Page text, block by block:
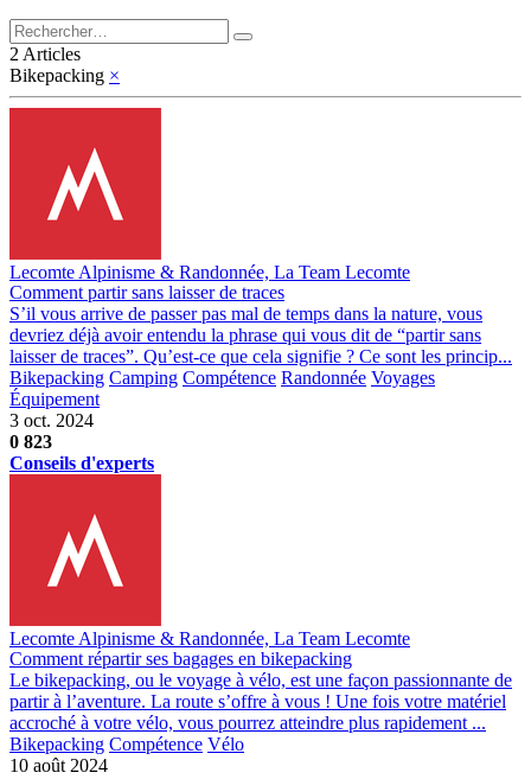
2 Articles
Bikepacking ×
Lecomte Alpinisme & Randonnée, La Team Lecomte
Comment partir sans laisser de traces
S’il vous arrive de passer pas mal de temps dans la nature, vous
devriez déjà avoir entendu la phrase qui vous dit de “partir sans
laisser de traces”. Qu’est-ce que cela signifie ? Ce sont les princip...
Bikepacking Camping Compétence Randonnée Voyages
Équipement
3 oct. 2024
0 823
Conseils d'experts
Lecomte Alpinisme & Randonnée, La Team Lecomte
Comment répartir ses bagages en bikepacking
Le bikepacking, ou le voyage à vélo, est une façon passionnante de
partir à l’aventure. La route s’offre à vous ! Une fois votre matériel
accroché à votre vélo, vous pourrez atteindre plus rapidement ...
Bikepacking Compétence Vélo
10 août 2024